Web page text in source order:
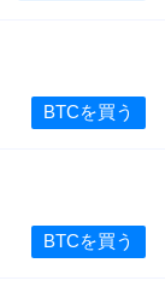
BTCを買う
BTCを買う